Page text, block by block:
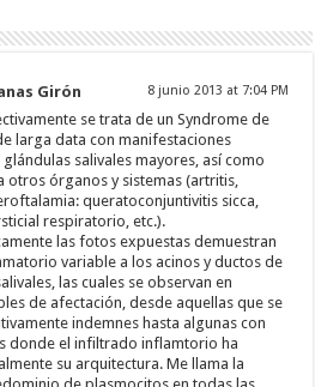
Girón 8 junio 2013 at 7:04 PM
se trata de un Syndrome de
larga data con manifestaciones
salivales mayores, así como
otros órganos y sistemas (artritis,
queratoconjuntivitis sicca,
respiratorio, etc.).
las fotos expuestas demuestran
variable a los acinos y ductos de
las cuales se observan en
de afectación, desde aquellas que se
indemnes hasta algunas con
donde el infiltrado inflamtorio ha
su arquitectura. Me llama la